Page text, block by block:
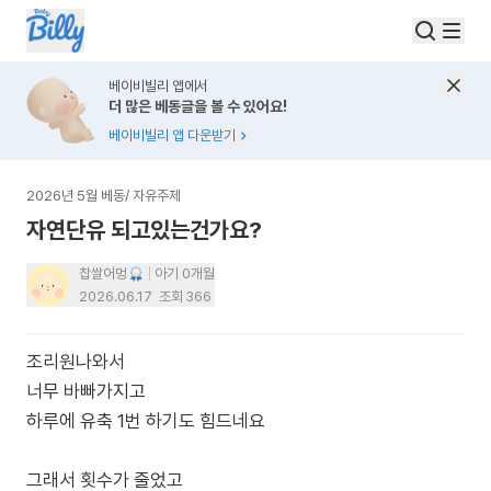
베이비빌리 앱에서
더 많은 베동글을 볼 수 있어요!
베이비빌리 앱 다운받기
2026년 5월 베동/ 자유주제
자연단유 되고있는건가요?
찹쌀어멍
아기 0개월
2026.06.17 조회 366
조리원나와서
너무 바빠가지고
하루에 유축 1번 하기도 힘드네요
그래서 횟수가 줄었고